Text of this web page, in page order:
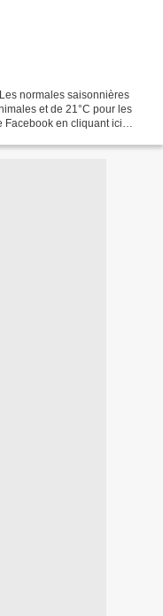
normales saisonnières
et de 21°C pour les
Facebook en cliquant ici